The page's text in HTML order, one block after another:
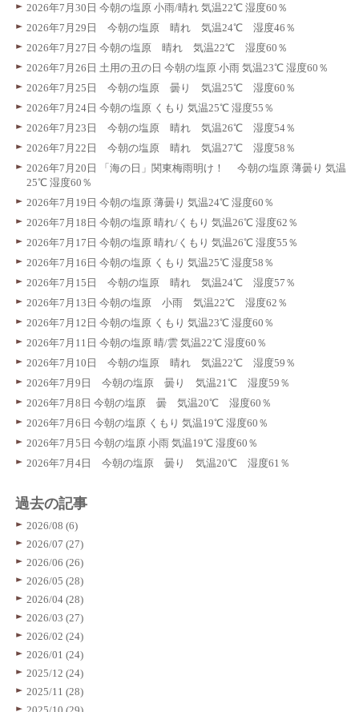
2026年7月30日 今朝の塩原 小雨/晴れ 気温22℃ 湿度60％
2026年7月29日 今朝の塩原 晴れ 気温24℃ 湿度46％
2026年7月27日 今朝の塩原 晴れ 気温22℃ 湿度60％
2026年7月26日 土用の丑の日 今朝の塩原 小雨 気温23℃ 湿度60％
2026年7月25日 今朝の塩原 曇り 気温25℃ 湿度60％
2026年7月24日 今朝の塩原 くもり 気温25℃ 湿度55％
2026年7月23日 今朝の塩原 晴れ 気温26℃ 湿度54％
2026年7月22日 今朝の塩原 晴れ 気温27℃ 湿度58％
2026年7月20日 「海の日」関東梅雨明け！ 今朝の塩原 薄曇り 気温
25℃ 湿度60％
2026年7月19日 今朝の塩原 薄曇り 気温24℃ 湿度60％
2026年7月18日 今朝の塩原 晴れ/くもり 気温26℃ 湿度62％
2026年7月17日 今朝の塩原 晴れ/くもり 気温26℃ 湿度55％
2026年7月16日 今朝の塩原 くもり 気温25℃ 湿度58％
2026年7月15日 今朝の塩原 晴れ 気温24℃ 湿度57％
2026年7月13日 今朝の塩原 小雨 気温22℃ 湿度62％
2026年7月12日 今朝の塩原 くもり 気温23℃ 湿度60％
2026年7月11日 今朝の塩原 晴/雲 気温22℃ 湿度60％
2026年7月10日 今朝の塩原 晴れ 気温22℃ 湿度59％
2026年7月9日 今朝の塩原 曇り 気温21℃ 湿度59％
2026年7月8日 今朝の塩原 曇 気温20℃ 湿度60％
2026年7月6日 今朝の塩原 くもり 気温19℃ 湿度60％
2026年7月5日 今朝の塩原 小雨 気温19℃ 湿度60％
2026年7月4日 今朝の塩原 曇り 気温20℃ 湿度61％
過去の記事
2026/08 (6)
2026/07 (27)
2026/06 (26)
2026/05 (28)
2026/04 (28)
2026/03 (27)
2026/02 (24)
2026/01 (24)
2025/12 (24)
2025/11 (28)